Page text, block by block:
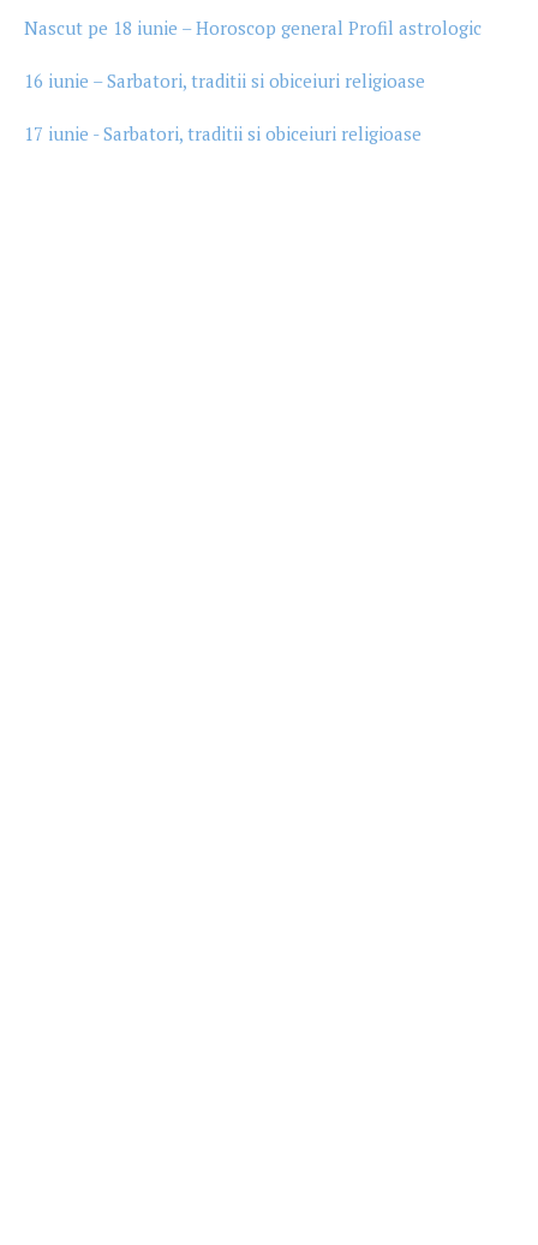
Nascut pe 18 iunie – Horoscop general Profil astrologic
16 iunie – Sarbatori, traditii si obiceiuri religioase
17 iunie - Sarbatori, traditii si obiceiuri religioase